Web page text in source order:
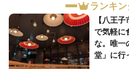
ランキ
【八王
で気軽に
な。唯一
堂」に行